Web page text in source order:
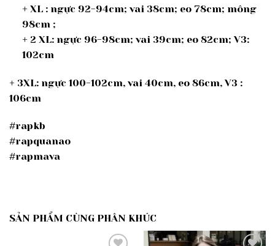
+ XL : ngực 92-94cm; vai 38cm; eo 78cm; mông
98cm ;
+ 2 XL: ngực 96-98cm; vai 39cm; eo 82cm; V3:
102cm
+ 3XL: ngực 100-102cm, vai 40cm, eo 86cm, V3 :
106cm
#rapkb
#rapquanao
#rapmava
SẢN PHẨM CÙNG PHÂN KHÚC